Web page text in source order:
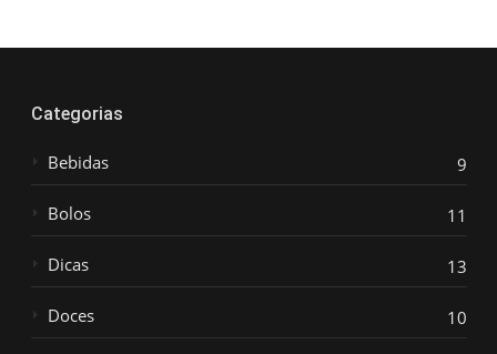
Categorias
Bebidas 9
Bolos 11
Dicas 13
Doces 10